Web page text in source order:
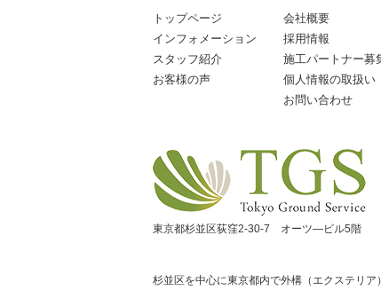
トップページ
インフォメーション
スタッフ紹介
お客様の声
会社概要
採用情報
施工パートナー募
個人情報の取扱い
お問い合わせ
東京都杉並区荻窪2-30-7 オーツ―ビル5階
杉並区を中心に東京都内で外構（エクステリア